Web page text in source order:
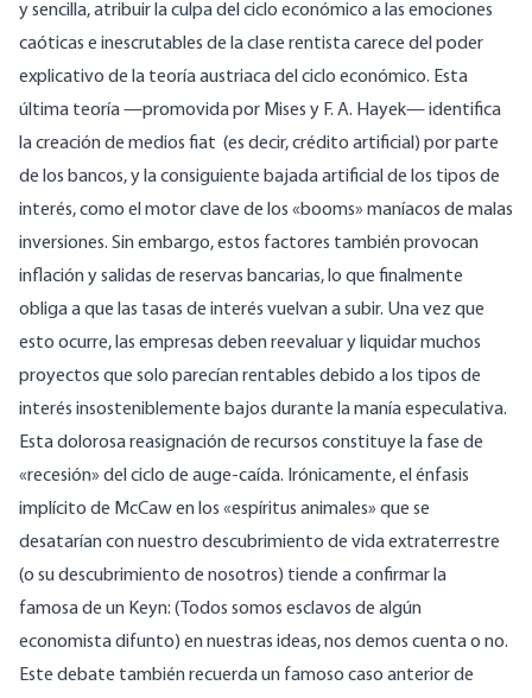
y sencilla, atribuir la culpa del ciclo económico a las emociones
caóticas e inescrutables de la clase rentista carece del poder
explicativo de la teoría austriaca del ciclo económico. Esta
última teoría —promovida por Mises y F. A. Hayek— identifica
la creación de medios fiat (es decir, crédito artificial) por parte
de los bancos, y la consiguiente bajada artificial de los tipos de
interés, como el motor clave de los «booms» maníacos de malas
inversiones. Sin embargo, estos factores también provocan
inflación y salidas de reservas bancarias, lo que finalmente
obliga a que las tasas de interés vuelvan a subir. Una vez que
esto ocurre, las empresas deben reevaluar y liquidar muchos
proyectos que solo parecían rentables debido a los tipos de
interés insosteniblemente bajos durante la manía especulativa.
Esta dolorosa reasignación de recursos constituye la fase de
«recesión» del ciclo de auge-caída. Irónicamente, el énfasis
implícito de McCaw en los «espíritus animales» que se
desatarían con nuestro descubrimiento de vida extraterrestre
(o su descubrimiento de nosotros) tiende a confirmar la
famosa de un Keyn: (Todos somos esclavos de algún
economista difunto) en nuestras ideas, nos demos cuenta o no.
Este debate también recuerda un famoso caso anterior de